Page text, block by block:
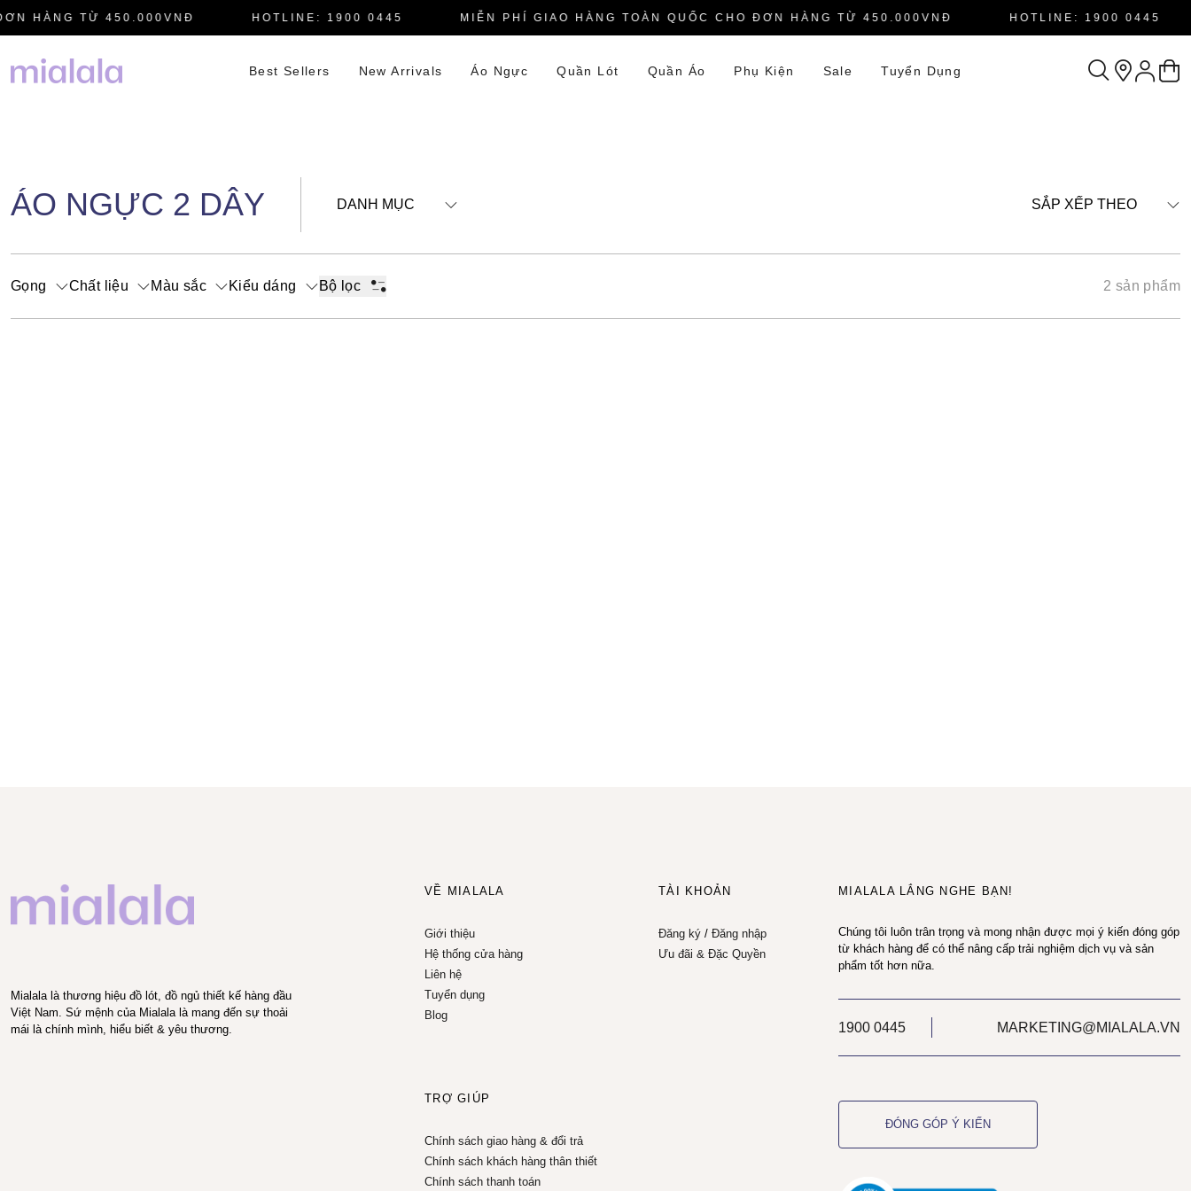
HÀNG TỪ 450.000VNĐ HOTLINE: 1900 0445 MIỄN PHÍ GIAO HÀNG TOÀN QUỐC CHO ĐƠN HÀNG TỪ 450.000VNĐ HOTLINE: 1900 0445
Best Sellers New Arrivals Áo Ngực Quần Lót Quần Áo Phụ Kiện Sale Tuyển Dụng
ÁO NGỰC 2 DÂY DANH MỤC SẮP XẾP THEO
Gọng Chất liệu Màu sắc Kiểu dáng Bộ lọc 2 sản phẩm
Mialala là thương hiệu đồ lót, đồ ngủ thiết kế hàng đầu
Việt Nam. Sứ mệnh của Mialala là mang đến sự thoải
mái là chính mình, hiểu biết & yêu thương.
VỀ MIALALA
Giới thiệu
Hệ thống cửa hàng
Liên hệ
Tuyển dụng
Blog
TÀI KHOẢN
Đăng ký/ Đăng nhập
Ưu đãi & Đặc Quyền
TRỢ GIÚP
Chính sách giao hàng & đổi trả
Chính sách khách hàng thân thiết
Chính sách thanh toán
MIALALA LẮNG NGHE BẠN!
Chúng tôi luôn trân trọng và mong nhận được mọi ý kiến đóng góp
từ khách hàng để có thể nâng cấp trải nghiệm dịch vụ và sản
phẩm tốt hơn nữa.
1900 0445 MARKETING@MIALALA.VN
ĐÓNG GÓP Ý KIẾN